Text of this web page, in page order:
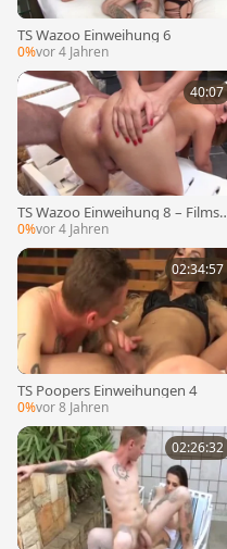
TS Wazoo Einweihung 6
0%vor 4 Jahren
40:07
TS Wazoo Einweihung 8 – Filmsz
ene drei
0%vor 4 Jahren
02:34:57
TS Poopers Einweihungen 4
0%vor 8 Jahren
02:26:32